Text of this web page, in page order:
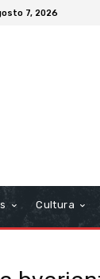
7, 2026
Cultura